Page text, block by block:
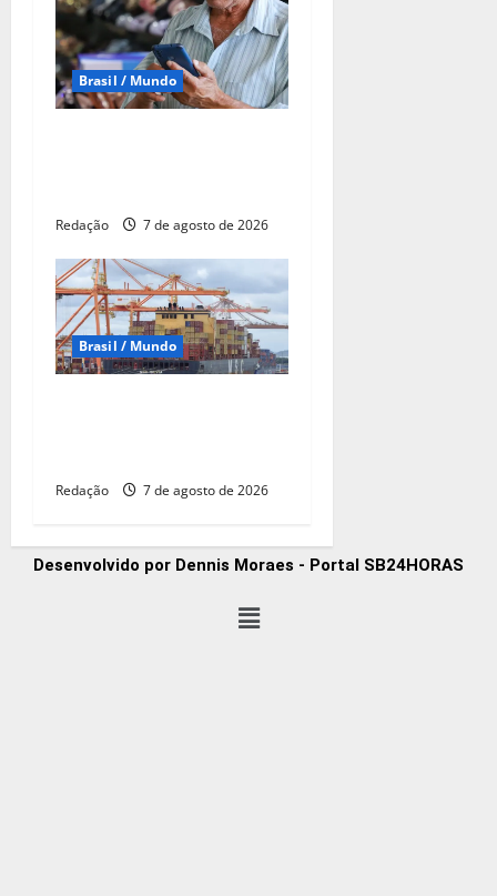
Brasil / Mundo
Redação 7 de agosto de 2026
Brasil / Mundo
Redação 7 de agosto de 2026
Desenvolvido por Dennis Moraes - Portal SB24HORAS